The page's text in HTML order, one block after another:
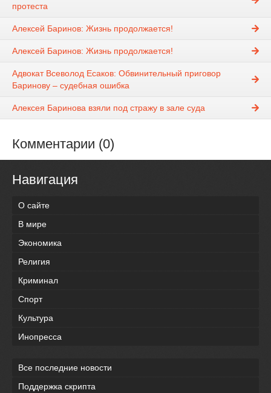
протеста
Алексей Баринов: Жизнь продолжается!
Алексей Баринов: Жизнь продолжается!
Адвокат Всеволод Есаков: Обвинительный приговор
Баринову – судебная ошибка
Алексея Баринова взяли под стражу в зале суда
Комментарии (0)
Навигация
О сайте
В мире
Экономика
Религия
Криминал
Спорт
Культура
Инопресса
Все последние новости
Поддержка скрипта